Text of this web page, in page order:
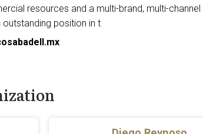
resources and a multi-brand, multi-
position in t